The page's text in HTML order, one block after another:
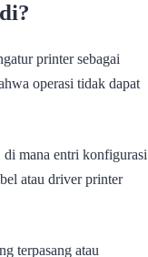
printer sebagai
operasi tidak dapat
di mana entri konfigurasi
atau driver printer
terpasang atau